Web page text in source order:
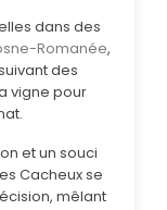
dans des
Romanée,
des
vigne pour
et un souci
Cacheux se
mêlant